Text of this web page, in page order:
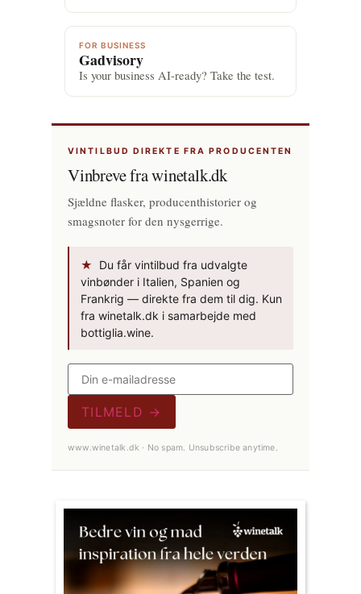
FOR BUSINESS
Gadvisory
Is your business AI-ready? Take the test.
VINTILBUD DIREKTE FRA PRODUCENTEN
Vinbreve fra winetalk.dk
Sjældne flasker, producenthistorier og
smagsnoter for den nysgerrige.
★
Du får vintilbud fra udvalgte
vinbønder i Italien, Spanien og
Frankrig — direkte fra dem til dig. Kun
fra winetalk.dk i samarbejde med
bottiglia.wine.
TILMELD →
www.winetalk.dk · No spam. Unsubscribe anytime.